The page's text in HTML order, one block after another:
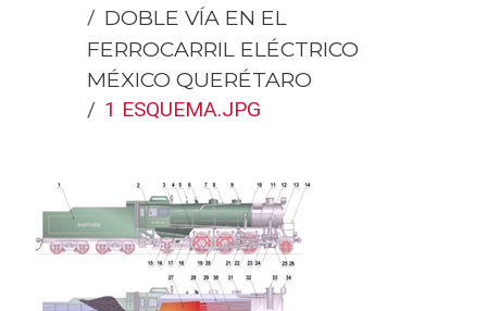
DOBLE VÍA EN EL
FERROCARRIL ELÉCTRICO
MÉXICO QUERÉTARO
1 ESQUEMA.JPG